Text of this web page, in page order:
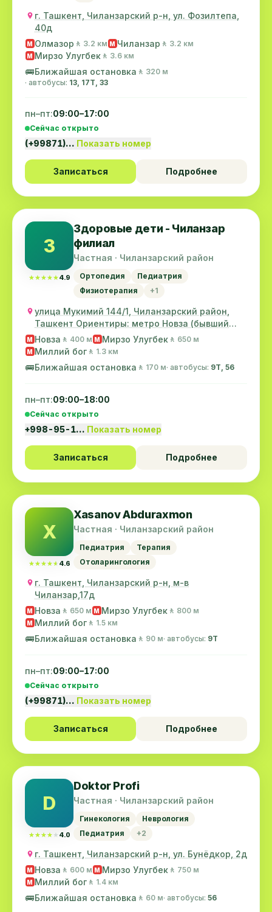
г. Ташкент, Чиланзарский р-н, ул. Фозилтепа,
40д
M Олмазор 🚶 3.2 км M Чиланзар 🚶 3.2 км
M Мирзо Улугбек 🚶 3.6 км
🚌Ближайшая остановка 🚶 320 м
· автобусы: 13, 17T, 33
пн–пт:09:00–17:00
Сейчас открыто
(+99871)… Показать номер
Записаться Подробнее
З
★★★★★
★★★★★4.9
Здоровые дети - Чиланзар
филиал
Частная · Чиланзарский район
Ортопедия
Педиатрия
Физиотерапия
+1
улица Мукимий 144/1, Чиланзарский район,
Ташкент Ориентиры: метро Новза (бывший
метро Хамз...
M Новза 🚶 400 м M Мирзо Улугбек 🚶 650 м
M Миллий бог 🚶 1.3 км
🚌Ближайшая остановка 🚶 170 м· автобусы: 9Т, 56
пн–пт:09:00–18:00
Сейчас открыто
+998-95-1… Показать номер
Записаться Подробнее
X
★★★★★
★★★★★ 4.6
Xasanov Abduraxmon
Частная · Чиланзарский район
Педиатрия
Терапия
Отоларингология
г. Ташкент, Чиланзарский р-н, м-в
Чиланзар,17д
M Новза 🚶 650 м M Мирзо Улугбек 🚶 800 м
M Миллий бог 🚶 1.5 км
🚌Ближайшая остановка 🚶 90 м· автобусы: 9Т
пн–пт:09:00–17:00
Сейчас открыто
(+99871)… Показать номер
Записаться Подробнее
D
★★★★★
★★★★★ 4.0
Doktor Profi
Частная · Чиланзарский район
Гинекология
Неврология
Педиатрия
+2
г. Ташкент, Чиланзарский р-н, ул. Бунёдкор, 2д
M Новза 🚶 600 м M Мирзо Улугбек 🚶 750 м
M Миллий бог 🚶 1.4 км
🚌Ближайшая остановка 🚶 60 м· автобусы: 56